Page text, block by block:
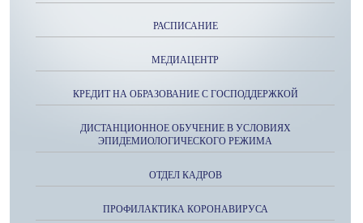
РАСПИСАНИЕ
МЕДИАЦЕНТР
КРЕДИТ НА ОБРАЗОВАНИЕ С ГОСПОДДЕРЖКОЙ
ДИСТАНЦИОННОЕ ОБУЧЕНИЕ В УСЛОВИЯХ
ЭПИДЕМИОЛОГИЧЕСКОГО РЕЖИМА
ОТДЕЛ КАДРОВ
ПРОФИЛАКТИКА КОРОНАВИРУСА